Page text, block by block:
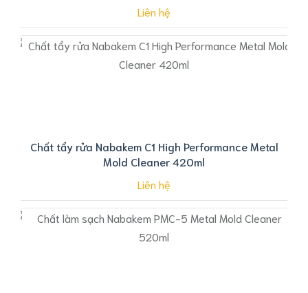
Liên hệ
Chất tẩy rửa Nabakem C1 High Performance Metal
Mold Cleaner 420ml
Liên hệ